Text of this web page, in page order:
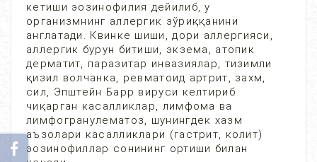
кетиши эозинофилия дейилиб, у
организмнинг аллергик зўриққанини
англатади. Квинке шиши, дори аллергияси,
аллергик бурун битиши, экзема, атопик
дерматит, паразитар инвазиялар, тизимли
қизил волчанка, ревматоид артрит, захм,
сил, Эпштейн Барр вируси келтириб
чиқарган касалликлар, лимфома ва
лимфогранулематоз, шунингдек хазм
аъзолари касалликлари (гастрит, колит)
эозинофиллар сонининг ортиши билан